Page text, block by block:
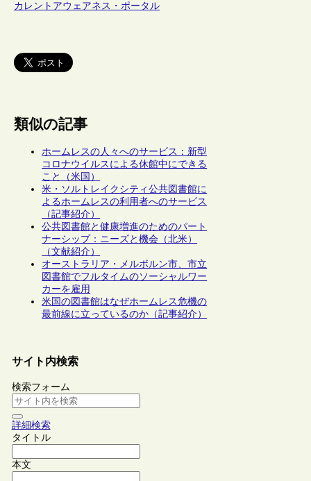
カレントアウェアネス・ポータル
類似の記事
ホームレスの人々へのサービス：新型
コロナウイルスによる休館中にできる
こと（米国）
米・ソルトレイクシティ公共図書館に
よるホームレスの利用者へのサービス
（記事紹介）
公共図書館と健康増進のためのパート
ナーシップ：ニーズと機会（北米）
（文献紹介）
オーストラリア・メルボルン市、市立
図書館でフルタイムのソーシャルワー
カーを雇用
米国の図書館はなぜホームレス危機の
最前線に立っているのか（記事紹介）
サイト内検索
検索フォーム
詳細検索
タイトル
本文